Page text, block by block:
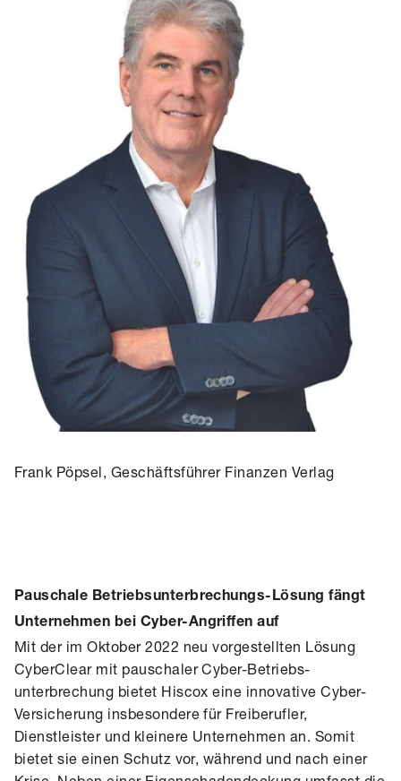
Frank Pöpsel, Geschäftsführer Finanzen Verlag
Pauschale Betriebsunterbrechungs-Lösung fängt
Unternehmen bei Cyber-Angriffen auf
Mit der im Oktober 2022 neu vorgestellten Lösung
CyberClear mit pauschaler Cyber-Betriebs­
unterbrechung bietet Hiscox eine innovative Cyber-
Versicherung insbesondere für Freiberufler,
Dienstleister und kleinere Unternehmen an. Somit
bietet sie einen Schutz vor, während und nach einer